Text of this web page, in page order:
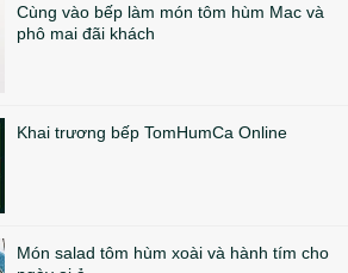
Cùng vào bếp làm món tôm hùm Mac và
phô mai đãi khách
Khai trương bếp TomHumCa Online
Món salad tôm hùm xoài và hành tím cho